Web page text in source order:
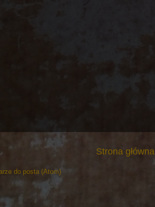
Strona główna
do posta (Atom)